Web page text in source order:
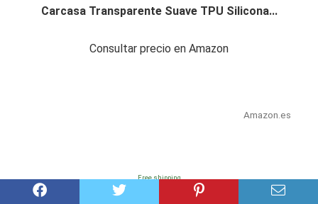
Carcasa Transparente Suave TPU Silicona...
Consultar precio en Amazon
Amazon.es
Free shipping